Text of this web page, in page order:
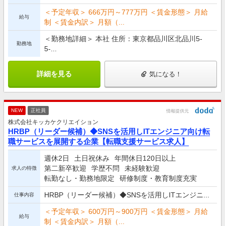
給与
＜予定年収＞ 666万円～777万円 ＜賃金形態＞ 月給
制 ＜賃金内訳＞ 月額（...
勤務地
＜勤務地詳細＞ 本社 住所：東京都品川区北品川5-
5-...
詳細を見る 気になる！
NEW 正社員 情報提供元
株式会社キッカケクリエイション
HRBP（リーダー候補）◆SNSを活用しITエンジニア向け転
職サービスを展開する企業【転職支援サービス求人】
求人の特徴
週休2日 土日祝休み
年間休日120日以上
第二新卒歓迎
学歴不問
未経験歓迎
転勤なし・勤務地限定
研修制度・教育制度充実
仕事内容 HRBP（リーダー候補）◆SNSを活用しITエンジニ...
給与
＜予定年収＞ 600万円～900万円 ＜賃金形態＞ 月給
制 ＜賃金内訳＞ 月額（...